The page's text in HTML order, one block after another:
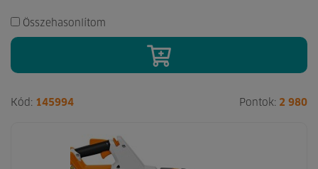
Összehasonlítom
Kód: 145994 Pontok: 2 980